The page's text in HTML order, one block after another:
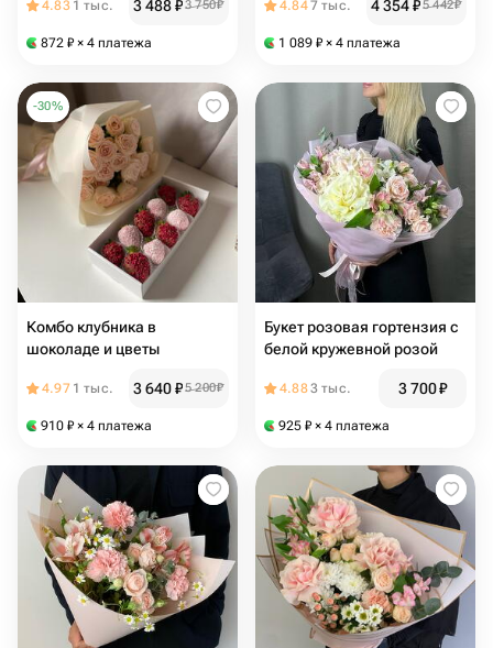
4.83 1 тыс. 3 488₽3 750₽
872 ₽ × 4 платежа
4.847 тыс. 4 354₽5 442₽
1 089 ₽ × 4 платежа
-30%
Комбо клубника в
шоколаде и цветы
4.97 1 тыс. 3 640₽5 200₽
910 ₽ × 4 платежа
Букет розовая гортензия с
белой кружевной розой
4.883 тыс. 3 700₽
925 ₽ × 4 платежа